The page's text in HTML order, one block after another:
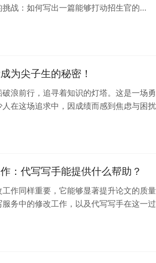
战：如何写出一篇能够打动招生官的
为尖子生的秘密！
浪前行，追寻着知识的灯塔。这是一场
在这场追求中，因成绩而感到焦虑与困扰
：代写写手能提供什么帮助？
作同样重要，它能够显著提升论文的质
务中的修改工作，以及代写写手在这一过